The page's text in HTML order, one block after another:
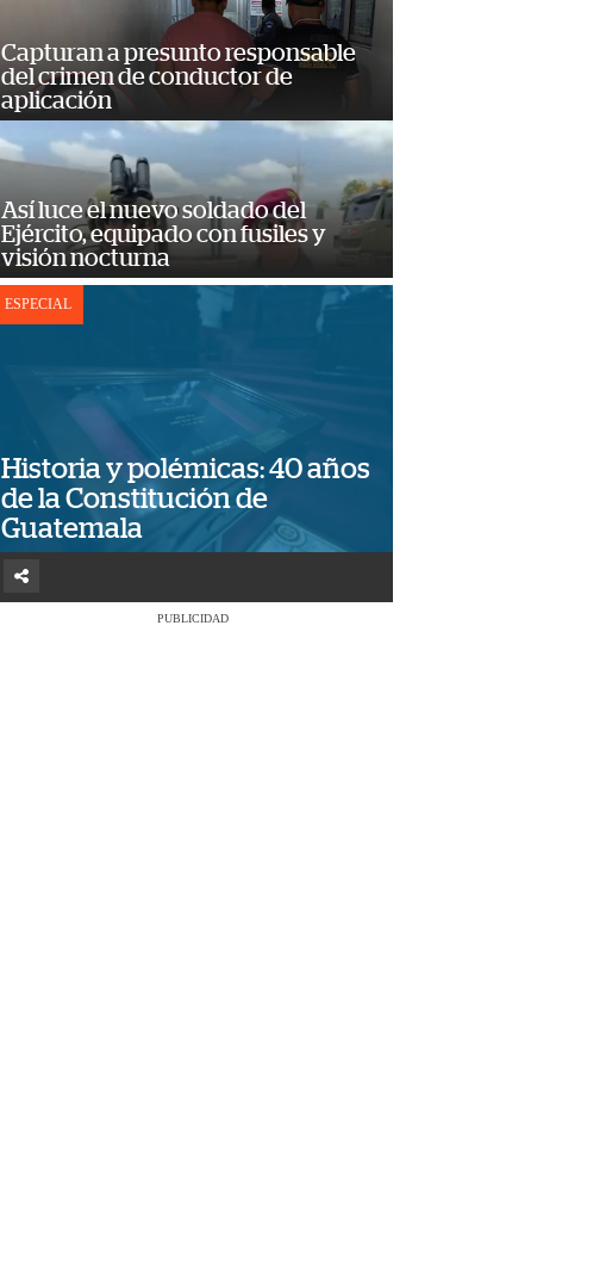
Capturan a presunto responsable
del crimen de conductor de
aplicación
Así luce el nuevo soldado del
Ejército, equipado con fusiles y
visión nocturna
ESPECIAL
Historia y polémicas: 40 años
de la Constitución de
Guatemala
PUBLICIDAD